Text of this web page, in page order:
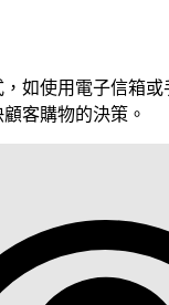
如使用電子信箱
客購物的決策。